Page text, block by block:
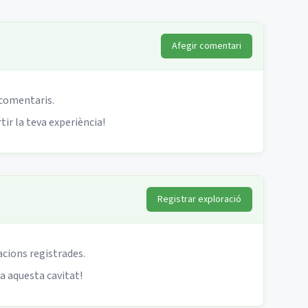
Afegir comentari
la teva experiència!
Registrar exploració
registrades.
aquesta cavitat!